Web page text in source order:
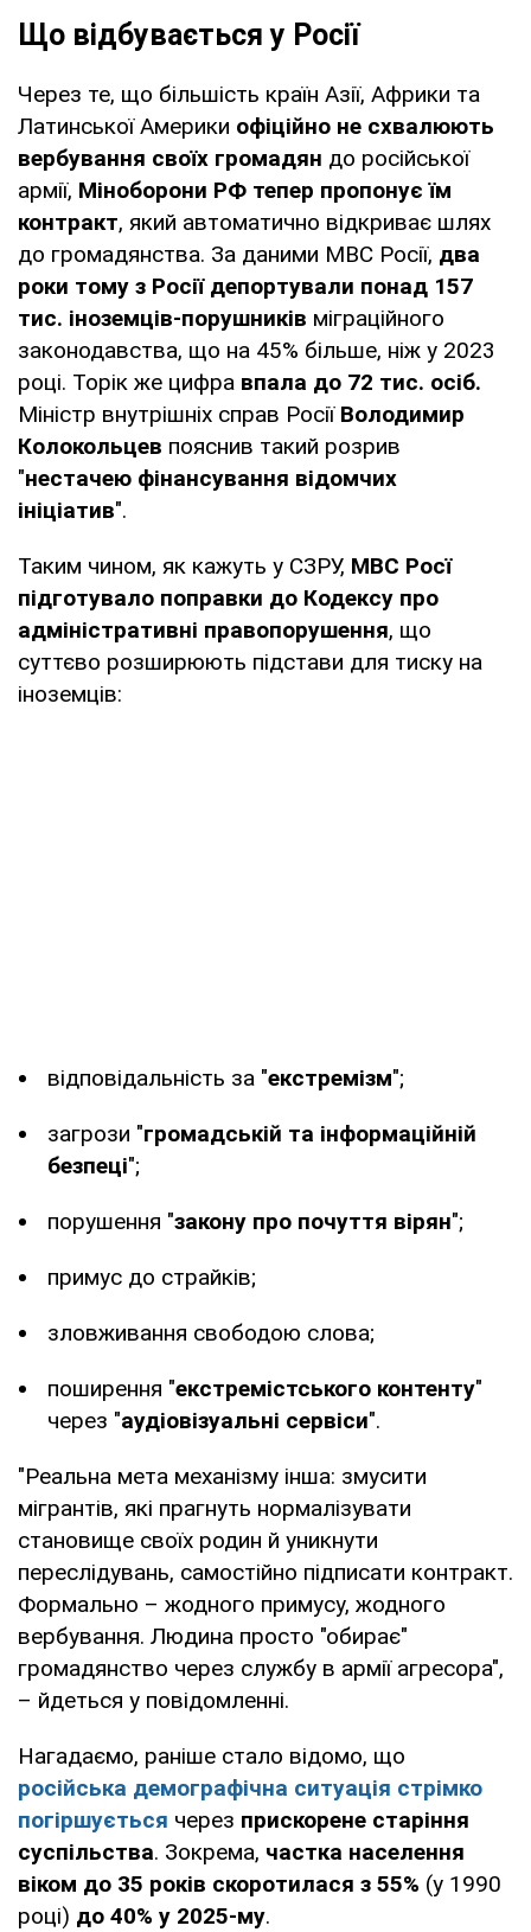
Що відбувається у Росії
Через те, що більшість країн Азії, Африки та
Латинської Америки офіційно не схвалюють
вербування своїх громадян до російської
армії, Міноборони РФ тепер пропонує їм
контракт, який автоматично відкриває шлях
до громадянства. За даними МВС Росії, два
роки тому з Росії депортували понад 157
тис. іноземців-порушників міграційного
законодавства, що на 45% більше, ніж у 2023
році. Торік же цифра впала до 72 тис. осіб.
Міністр внутрішніх справ Росії Володимир
Колокольцев пояснив такий розрив
"нестачею фінансування відомчих
ініціатив".
Таким чином, як кажуть у СЗРУ, МВС Росї
підготувало поправки до Кодексу про
адміністративні правопорушення, що
суттєво розширюють підстави для тиску на
іноземців:
відповідальність за "екстремізм";
загрози "громадській та інформаційній
безпеці";
порушення "закону про почуття вірян";
примус до страйків;
зловживання свободою слова;
поширення "екстремістського контенту"
через "аудіовізуальні сервіси".
"Реальна мета механізму інша: змусити
мігрантів, які прагнуть нормалізувати
становище своїх родин й уникнути
переслідувань, самостійно підписати контракт.
Формально – жодного примусу, жодного
вербування. Людина просто "обирає"
громадянство через службу в армії агресора",
– йдеться у повідомленні.
Нагадаємо, раніше стало відомо, що
російська демографічна ситуація стрімко
погіршується через прискорене старіння
суспільства. Зокрема, частка населення
віком до 35 років скоротилася з 55% (у 1990
році) до 40% у 2025-му.